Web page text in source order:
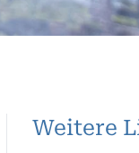
Weitere